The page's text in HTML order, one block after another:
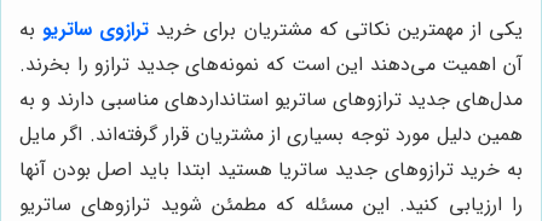
یکی از مهمترین نکاتی که مشتریان برای خرید ترازوی ساتریو به
آن اهمیت می‌دهند این است که نمونه‌های جدید ترازو را بخرند.
مدل‌های جدید ترازوهای ساتریو استانداردهای مناسبی دارند و به
همین دلیل مورد توجه بسیاری از مشتریان قرار گرفته‌اند. اگر مایل
به خرید ترازوهای جدید ساتریا هستید ابتدا باید اصل بودن آنها
را ارزیابی کنید. این مسئله که مطمئن شوید ترازوهای ساتریو